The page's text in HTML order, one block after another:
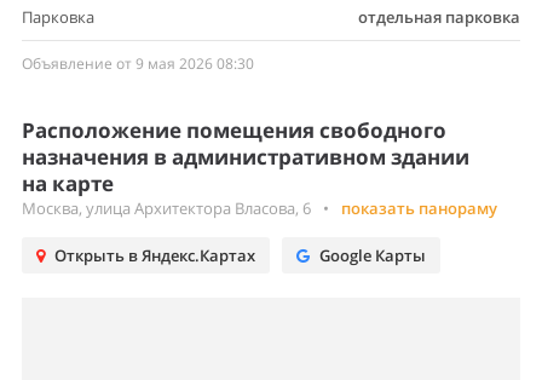
Парковка отдельная парковка
Объявление от 9 мая 2026 08:30
Расположение помещения свободного
назначения в административном здании
на карте
Москва, улица Архитектора Власова, 6 • показать панораму
Открыть в Яндекс.Картах Google Карты